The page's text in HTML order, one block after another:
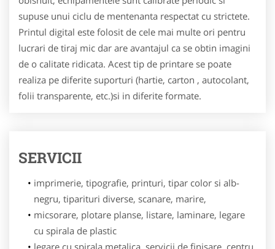
supuse unui ciclu de mentenanta respectat cu strictete.
Printul digital este folosit de cele mai multe ori pentru
lucrari de tiraj mic dar are avantajul ca se obtin imagini
de o calitate ridicata. Acest tip de printare se poate
realiza pe diferite suporturi (hartie, carton , autocolant,
folii transparente, etc.)si in diferite formate.
SERVICII
imprimerie, tipografie, printuri, tipar color si alb-
negru, tiparituri diverse, scanare, marire,
micsorare, plotare planse, listare, laminare, legare
cu spirala de plastic
legare cu spirala metalica, servicii de finisare, centru